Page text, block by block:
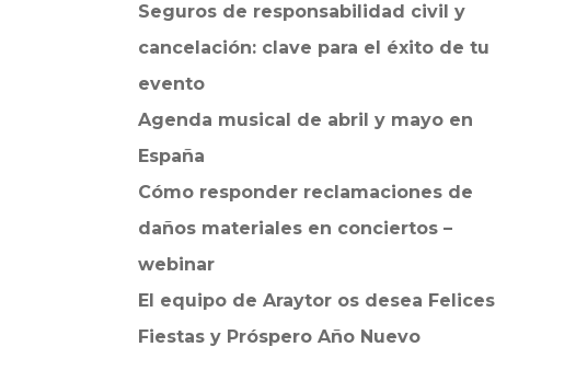
Seguros de responsabilidad civil y
cancelación: clave para el éxito de tu
evento
Agenda musical de abril y mayo en
España
Cómo responder reclamaciones de
daños materiales en conciertos –
webinar
El equipo de Araytor os desea Felices
Fiestas y Próspero Año Nuevo